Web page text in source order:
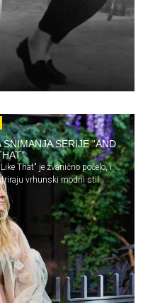
SERIJE “AND
That" je zvanično počelo, i
vrhunski modni stil.